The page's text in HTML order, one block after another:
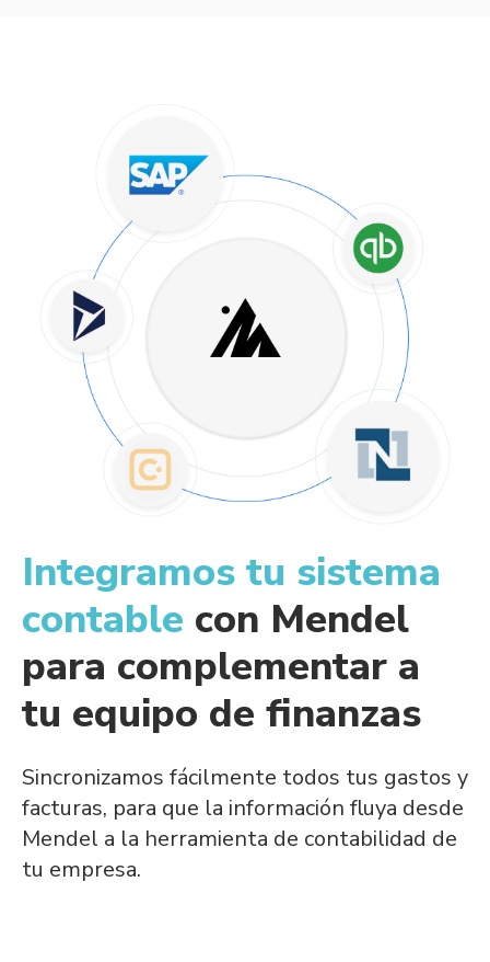
Integramos tu sistema
contable con Mendel
para complementar a
tu equipo de finanzas
Sincronizamos fácilmente todos tus gastos y
facturas, para que la información fluya desde
Mendel a la herramienta de contabilidad de
tu empresa.